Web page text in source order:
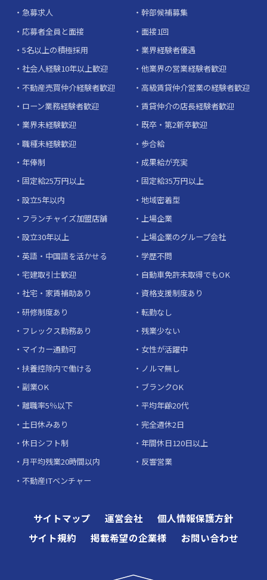
急募求人
幹部候補募集
応募者全員と面接
面接1回
5名以上の積極採用
業界経験者優遇
社会人経験10年以上歓迎
他業界の営業経験者歓迎
不動産売買仲介経験者歓迎
高級賃貸仲介営業の経験者歓迎
ローン業務経験者歓迎
賃貸仲介の店長経験者歓迎
業界未経験歓迎
既卒・第2新卒歓迎
職種未経験歓迎
歩合給
年俸制
成果給が充実
固定給25万円以上
固定給35万円以上
設立5年以内
地域密着型
フランチャイズ加盟店舗
上場企業
設立30年以上
上場企業のグループ会社
英語・中国語を活かせる
学歴不問
宅建取引士歓迎
自動車免許未取得でもOK
社宅・家賃補助あり
資格支援制度あり
研修制度あり
転勤なし
フレックス勤務あり
残業少ない
マイカー通勤可
女性が活躍中
扶養控除内で働ける
ノルマ無し
副業OK
ブランクOK
離職率5％以下
平均年齢20代
土日休みあり
完全週休2日
休日シフト制
年間休日120日以上
月平均残業20時間以内
反響営業
不動産ITベンチャー
サイトマップ 運営会社
個人情報保護方針
サイト規約
掲載希望の企業様 お問い合わせ